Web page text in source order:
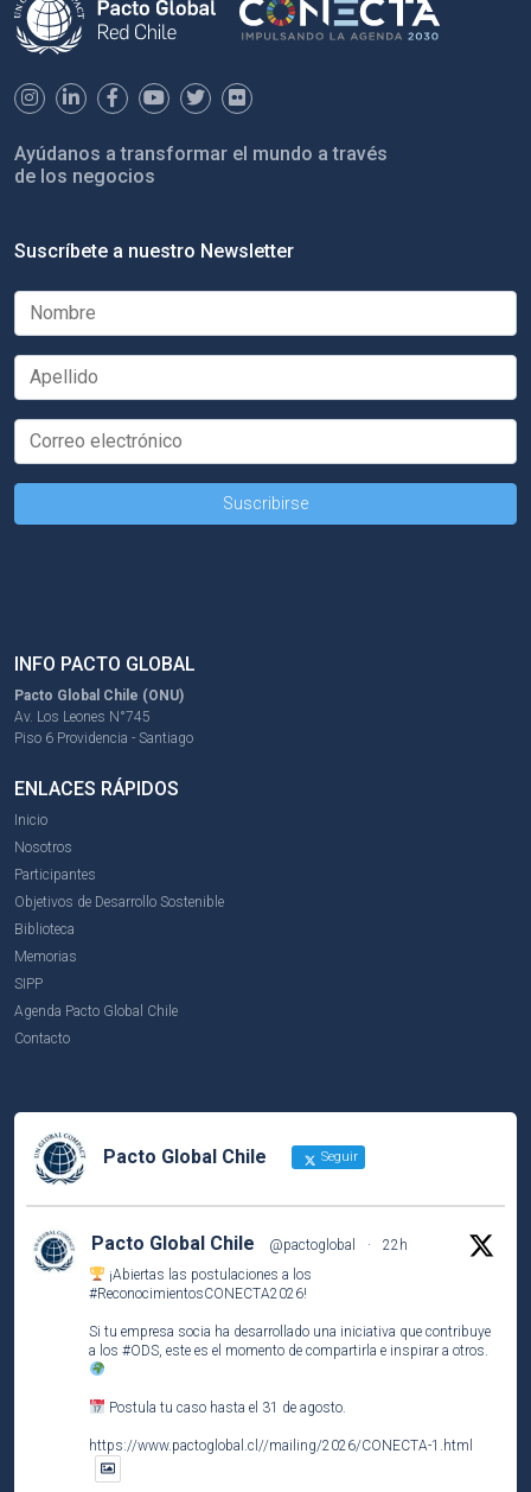
Ayúdanos a transformar el mundo a través
de los negocios
Suscríbete a nuestro Newsletter
INFO PACTO GLOBAL
Pacto Global Chile (ONU)
Av. Los Leones N°745
Piso 6 Providencia - Santiago
ENLACES RÁPIDOS
Inicio
Nosotros
Participantes
Objetivos de Desarrollo Sostenible
Biblioteca
Memorias
SIPP
Agenda Pacto Global Chile
Contacto
Pacto Global Chile Seguir
Pacto Global Chile @pactoglobal ·
22h
¡Abiertas las postulaciones a los
#ReconocimientosCONECTA2026!
Si tu empresa socia ha desarrollado una iniciativa que contribuye
a los #ODS, este es el momento de compartirla e inspirar a otros.
Postula tu caso hasta el 31 de agosto.
https://www.pactoglobal.cl//mailing/2026/CONECTA-1.html